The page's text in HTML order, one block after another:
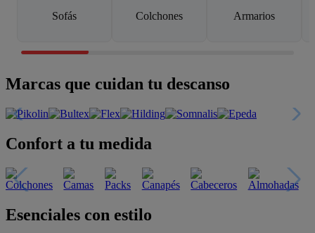
Sofás Colchones Armarios
Marcas que cuidan tu descanso
Confort a tu medida
Esenciales con estilo